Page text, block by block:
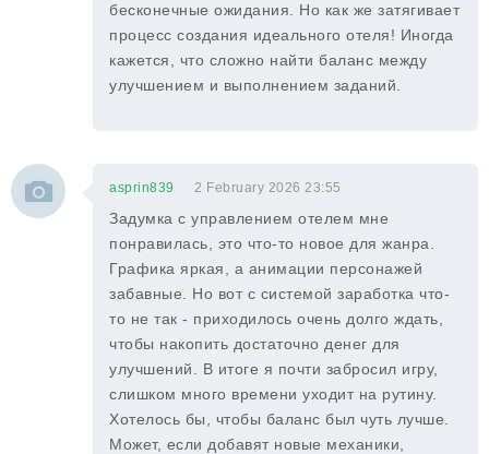
бесконечные ожидания. Но как же затягивает
процесс создания идеального отеля! Иногда
кажется, что сложно найти баланс между
улучшением и выполнением заданий.
asprin839 2 February 2026 23:55
Задумка с управлением отелем мне
понравилась, это что-то новое для жанра.
Графика яркая, а анимации персонажей
забавные. Но вот с системой заработка что-
то не так - приходилось очень долго ждать,
чтобы накопить достаточно денег для
улучшений. В итоге я почти забросил игру,
слишком много времени уходит на рутину.
Хотелось бы, чтобы баланс был чуть лучше.
Может, если добавят новые механики,